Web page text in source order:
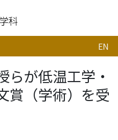
EN
らが低温工学・
賞（学術）を受